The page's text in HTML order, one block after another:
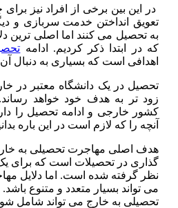
در این بین برخی از افراد نیز
تعویق انداختن خدمت سربازی و
به تحصیل می کنند اما اصلی ترین
که در ابتدا ذکر کردیم. ادامه
اهدافی است که بسیاری به دنبال
تحصیل در یک دانشگاه معتبر در
زود تر به هدف خود خواهد
کشور خارجی و ادامه تحصیل را
آنچه را که لازم است در این باره
هدف اصلی مهاجرت تحصیلی به
گذاری در تحصیلات است که برای یک
نظر گرفته شده است. اما دلایل
می تواند بسیار متعدد و متنوع
تحصیلی به خارج می تواند شامل